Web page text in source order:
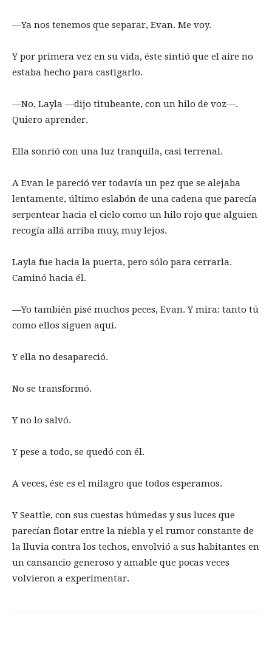
—Ya nos tenemos que separar, Evan. Me voy.
Y por primera vez en su vida, éste sintió que el aire no
estaba hecho para castigarlo.
—No, Layla —dijo titubeante, con un hilo de voz—.
Quiero aprender.
Ella sonrió con una luz tranquila, casi terrenal.
A Evan le pareció ver todavía un pez que se alejaba
lentamente, último eslabón de una cadena que parecía
serpentear hacia el cielo como un hilo rojo que alguien
recogía allá arriba muy, muy lejos.
Layla fue hacia la puerta, pero sólo para cerrarla.
Caminó hacia él.
—Yo también pisé muchos peces, Evan. Y mira: tanto tú
como ellos siguen aquí.
Y ella no desapareció.
No se transformó.
Y no lo salvó.
Y pese a todo, se quedó con él.
A veces, ése es el milagro que todos esperamos.
Y Seattle, con sus cuestas húmedas y sus luces que
parecían flotar entre la niebla y el rumor constante de
la lluvia contra los techos, envolvió a sus habitantes en
un cansancio generoso y amable que pocas veces
volvieron a experimentar.